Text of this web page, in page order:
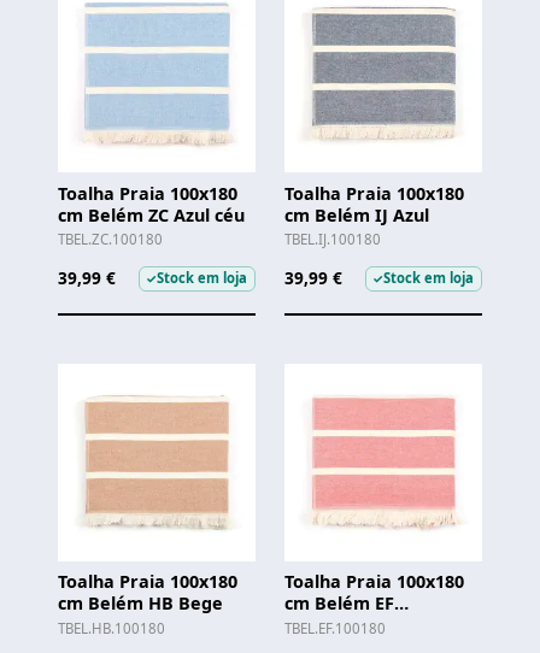
Toalha Praia 100x180
cm Belém ZC Azul céu
TBEL.ZC.100180
39,99 € ✓Stock em loja
Toalha Praia 100x180
cm Belém IJ Azul
TBEL.IJ.100180
39,99 € ✓Stock em loja
Toalha Praia 100x180
cm Belém HB Bege
TBEL.HB.100180
Toalha Praia 100x180
cm Belém EF
Encarnado
TBEL.EF.100180